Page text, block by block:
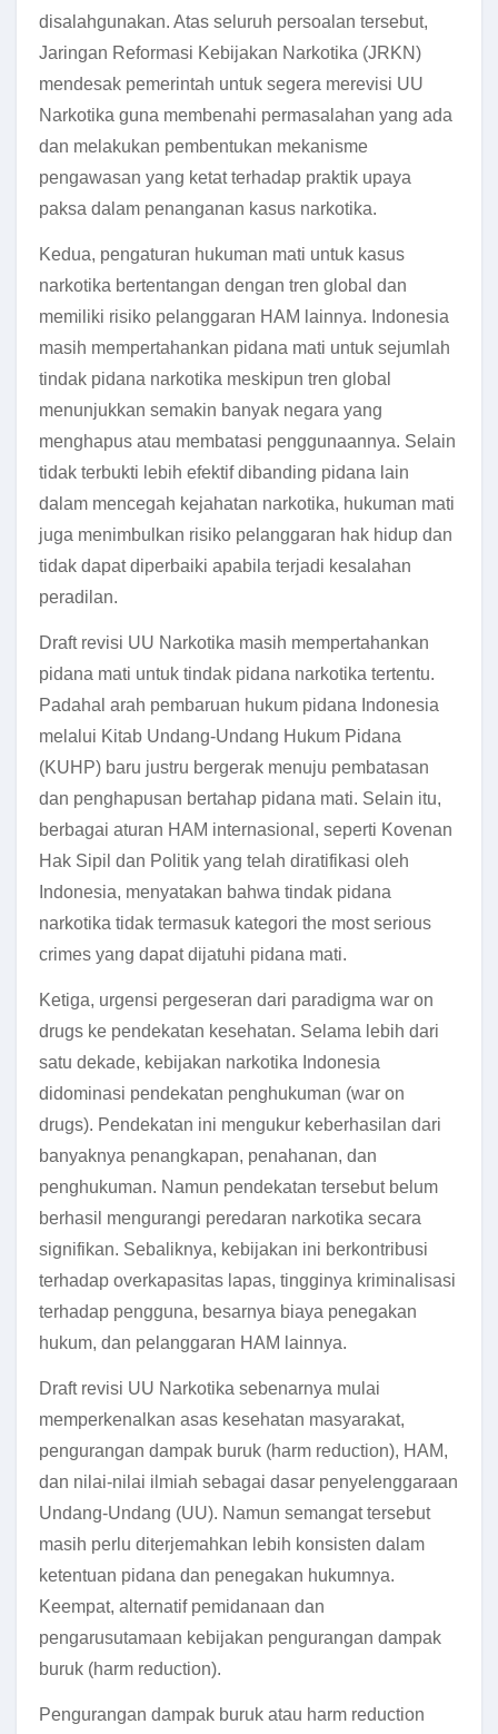
disalahgunakan. Atas seluruh persoalan tersebut,
Jaringan Reformasi Kebijakan Narkotika (JRKN)
mendesak pemerintah untuk segera merevisi UU
Narkotika guna membenahi permasalahan yang ada
dan melakukan pembentukan mekanisme
pengawasan yang ketat terhadap praktik upaya
paksa dalam penanganan kasus narkotika.
Kedua, pengaturan hukuman mati untuk kasus
narkotika bertentangan dengan tren global dan
memiliki risiko pelanggaran HAM lainnya. Indonesia
masih mempertahankan pidana mati untuk sejumlah
tindak pidana narkotika meskipun tren global
menunjukkan semakin banyak negara yang
menghapus atau membatasi penggunaannya. Selain
tidak terbukti lebih efektif dibanding pidana lain
dalam mencegah kejahatan narkotika, hukuman mati
juga menimbulkan risiko pelanggaran hak hidup dan
tidak dapat diperbaiki apabila terjadi kesalahan
peradilan.
Draft revisi UU Narkotika masih mempertahankan
pidana mati untuk tindak pidana narkotika tertentu.
Padahal arah pembaruan hukum pidana Indonesia
melalui Kitab Undang-Undang Hukum Pidana
(KUHP) baru justru bergerak menuju pembatasan
dan penghapusan bertahap pidana mati. Selain itu,
berbagai aturan HAM internasional, seperti Kovenan
Hak Sipil dan Politik yang telah diratifikasi oleh
Indonesia, menyatakan bahwa tindak pidana
narkotika tidak termasuk kategori the most serious
crimes yang dapat dijatuhi pidana mati.
Ketiga, urgensi pergeseran dari paradigma war on
drugs ke pendekatan kesehatan. Selama lebih dari
satu dekade, kebijakan narkotika Indonesia
didominasi pendekatan penghukuman (war on
drugs). Pendekatan ini mengukur keberhasilan dari
banyaknya penangkapan, penahanan, dan
penghukuman. Namun pendekatan tersebut belum
berhasil mengurangi peredaran narkotika secara
signifikan. Sebaliknya, kebijakan ini berkontribusi
terhadap overkapasitas lapas, tingginya kriminalisasi
terhadap pengguna, besarnya biaya penegakan
hukum, dan pelanggaran HAM lainnya.
Draft revisi UU Narkotika sebenarnya mulai
memperkenalkan asas kesehatan masyarakat,
pengurangan dampak buruk (harm reduction), HAM,
dan nilai-nilai ilmiah sebagai dasar penyelenggaraan
Undang-Undang (UU). Namun semangat tersebut
masih perlu diterjemahkan lebih konsisten dalam
ketentuan pidana dan penegakan hukumnya.
Keempat, alternatif pemidanaan dan
pengarusutamaan kebijakan pengurangan dampak
buruk (harm reduction).
Pengurangan dampak buruk atau harm reduction